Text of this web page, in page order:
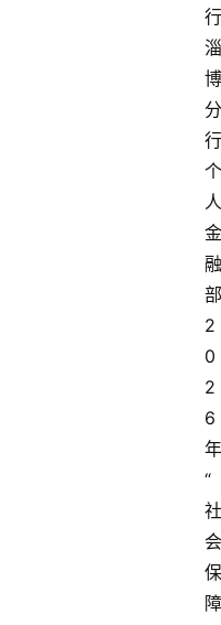
行
淄
博
分
行
个
人
金
融
部
2
0
2
6
年
“
社
会
保
障